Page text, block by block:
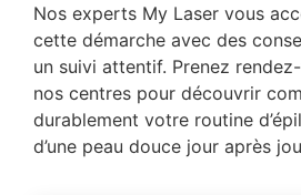
Nos experts My Laser vous
cette démarche avec des
un suivi attentif. Prenez
nos centres pour découvrir
durablement votre routine
d’une peau douce jour après